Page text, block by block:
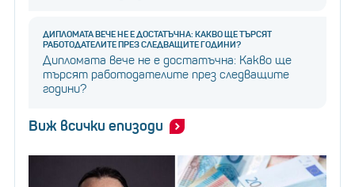
ДИПЛОМАТА ВЕЧЕ НЕ Е ДОСТАТЪЧНА: КАКВО ЩЕ ТЪРСЯТ
РАБОТОДАТЕЛИТЕ ПРЕЗ СЛЕДВАЩИТЕ ГОДИНИ?
Дипломата вече не е достатъчна: Какво ще
търсят работодателите през следващите
години?
Виж всички епизоди